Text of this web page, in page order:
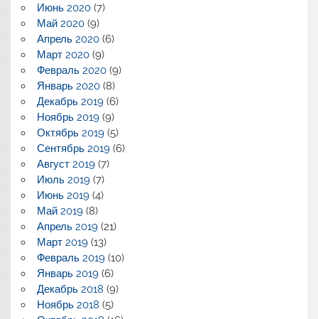
Июнь 2020(7)
Май 2020(9)
Апрель 2020(6)
Март 2020(9)
Февраль 2020(9)
Январь 2020(8)
Декабрь 2019(6)
Ноябрь 2019(9)
Октябрь 2019(5)
Сентябрь 2019(6)
Август 2019(7)
Июль 2019(7)
Июнь 2019(4)
Май 2019(8)
Апрель 2019(21)
Март 2019(13)
Февраль 2019(10)
Январь 2019(6)
Декабрь 2018 (9)
Ноябрь 2018 (5)